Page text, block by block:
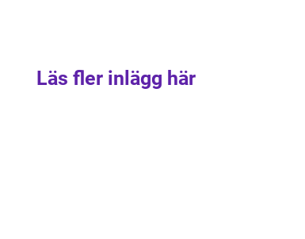
Läs fler inlägg här